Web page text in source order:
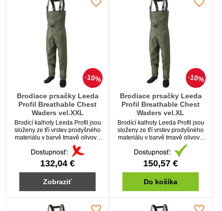
10%
Brodiace prsačky Leeda
Profil Breathable Chest
Waders vel.XXL
Brodící kalhoty Leeda Profil jsou
složeny ze tří vrstev prodyšného
materiálu v barvě tmavě olivové
pro maximální voděodolnost a
zároveň komfortní prodyšnost.
132,04 €
Zobraziť
10%
Brodiace prsačky Leeda
Profil Breathable Chest
Waders vel.XL
Brodící kalhoty Leeda Profil jsou
složeny ze tří vrstev prodyšného
materiálu v barvě tmavě olivové
pro maximální voděodolnost a
zároveň komfortní prodyšnost.
150,57 €
Do košíka